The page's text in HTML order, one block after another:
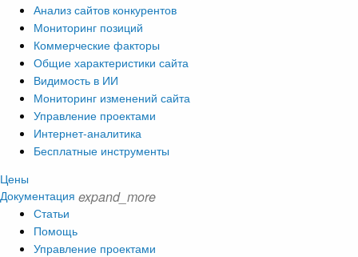
Анализ сайтов конкурентов
Мониторинг позиций
Коммерческие факторы
Общие характеристики сайта
Видимость в ИИ
Мониторинг изменений сайта
Управление проектами
Интернет-аналитика
Бесплатные инструменты
Цены
Документация expand_more
Статьи
Помощь
Управление проектами